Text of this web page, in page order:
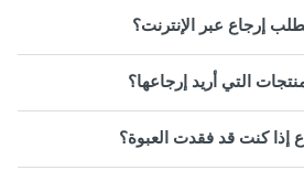
إرجاع عبر الإنترنت؟
التي أريد إرجاعها؟
إذا كنت قد فقدت العبوة؟